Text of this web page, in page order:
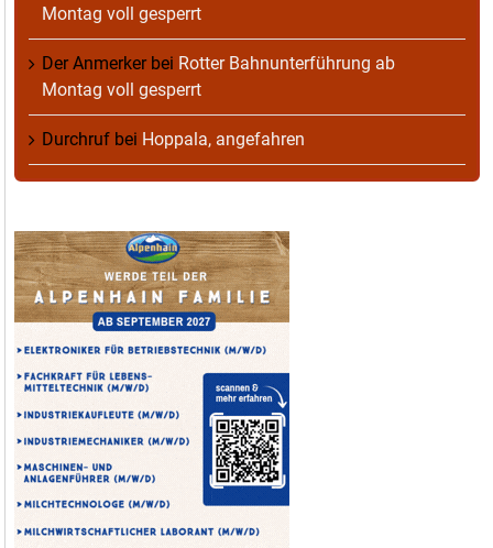
Montag voll gesperrt
Der Anmerkerbei Rotter Bahnunterführung ab
Montag voll gesperrt
Durchruf bei Hoppala, angefahren